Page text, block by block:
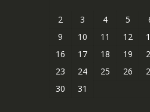
2
3 4 5
9
10 11 12
16
17 18 19
23
24 25 26
30
31